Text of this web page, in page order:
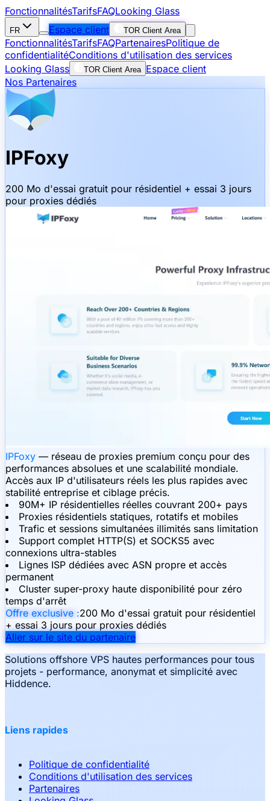
FonctionnalitésTarifsFAQLooking Glass
FR Espace client TOR Client Area
FonctionnalitésTarifsFAQPartenairesPolitique de
confidentialitéConditions d'utilisation des services
Looking Glass
TOR Client Area Espace client
Nos Partenaires
IPFoxy
200 Mo d'essai gratuit pour résidentiel + essai 3 jours
pour proxies dédiés
IPFoxy — réseau de proxies premium conçu pour des
performances absolues et une scalabilité mondiale.
Accès aux IP d'utilisateurs réels les plus rapides avec
stabilité entreprise et ciblage précis.
90M+ IP résidentielles réelles couvrant 200+ pays
Proxies résidentiels statiques, rotatifs et mobiles
Trafic et sessions simultanées illimités sans limitation
Support complet HTTP(S) et SOCKS5 avec
connexions ultra-stables
Lignes ISP dédiées avec ASN propre et accès
permanent
Cluster super-proxy haute disponibilité pour zéro
temps d'arrêt
Offre exclusive :200 Mo d'essai gratuit pour résidentiel
+ essai 3 jours pour proxies dédiés
Aller sur le site du partenaire
Solutions offshore VPS hautes performances pour tous
projets - performance, anonymat et simplicité avec
Hiddence.
Liens rapides
Politique de confidentialité
Conditions d'utilisation des services
Partenaires